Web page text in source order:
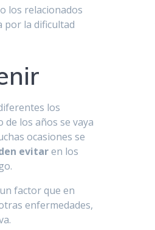
los relacionados
por la dificultad
los
de los años se vaya
ocasiones se
evitaren los
factor que en
enfermedades,